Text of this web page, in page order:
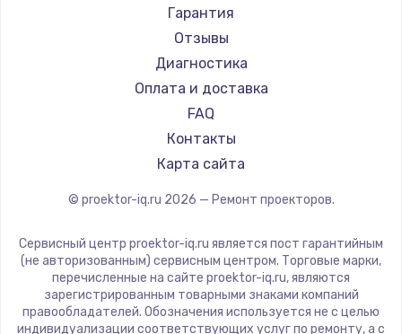
Ремонт цепей питания
2500 руб.
Заказать
Замена видеокарты
1600 руб.
Заказать
880 руб.
Заказать
Замена видеочипа
Canon
JVC
Casio
Hiper
HITACHI
Panasonic
Hisense
Гарантия
Отзывы
Диагностика
Оплата и доставка
FAQ
Контакты
Карта сайта
© proektor-iq.ru 2026 — Ремонт проекторов.
Сервисный центр proektor-iq.ru является пост гарантийным
(не авторизованным) сервисным центром. Торговые марки,
перечисленные на сайте proektor-iq.ru, являются
зарегистрированным товарными знаками компаний
правообладателей. Обозначения используется не с целью
индивидуализации соответствующих услуг по ремонту, а с